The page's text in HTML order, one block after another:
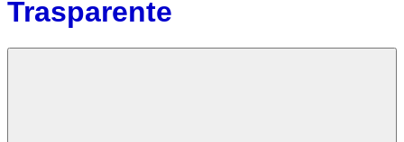
Trasparente